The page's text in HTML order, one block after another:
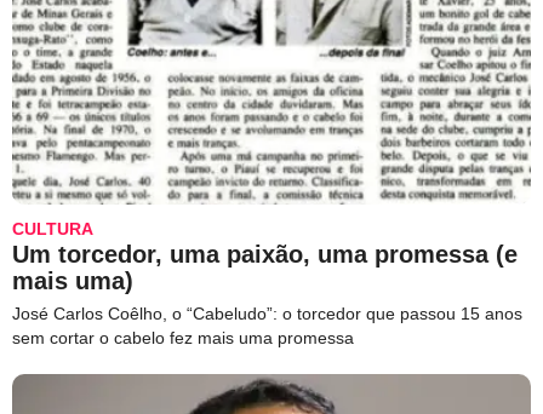
CULTURA
Um torcedor, uma paixão, uma promessa (e
mais uma)
José Carlos Coêlho, o “Cabeludo”: o torcedor que passou 15 anos
sem cortar o cabelo fez mais uma promessa